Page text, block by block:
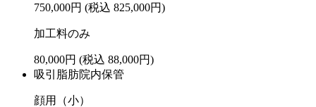
750,000円 (税込 825,000円)
加工料のみ
80,000円 (税込 88,000円)
吸引脂肪院内保管
顔用（小）